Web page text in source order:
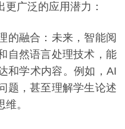
广泛的应用潜力：
融合：未来，智能阅
自然语言处理技术，能
和学术内容。例如，AI
题，甚至理解学生论述
。